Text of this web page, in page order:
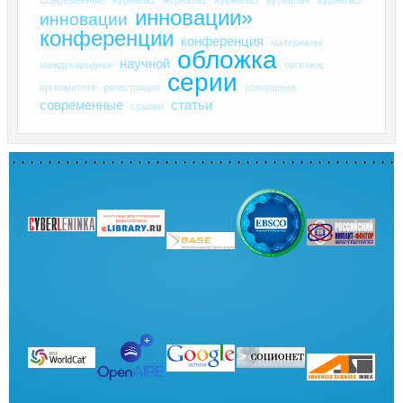
инновации инновации»
конференции
конференция материалы
международная научной обложка оргвзнос
оргкомитете регистрация серии совершена
современные ссылки статьи